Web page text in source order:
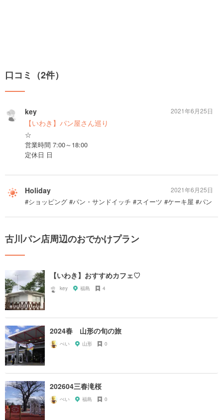
口コミ（2件）
key
【いわき】パン屋さん巡り
☆
営業時間 7:00～18:00
定休日 日
2021年6月25日
Holiday
#ショッピング #パン・サンドイッチ #スイーツ #ケーキ屋 #パン
2021年6月25日
古川パン店周辺のおでかけプラン
【いわき】おすすめカフェ♡
key 福島 4
2024春 山形の旬の旅
ぺい 山形 0
202604三春滝桜
ぺい 福島 0